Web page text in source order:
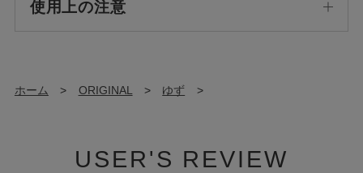
使用上の注意
ホーム > ORIGINAL > ゆず >
USER'S REVIEW